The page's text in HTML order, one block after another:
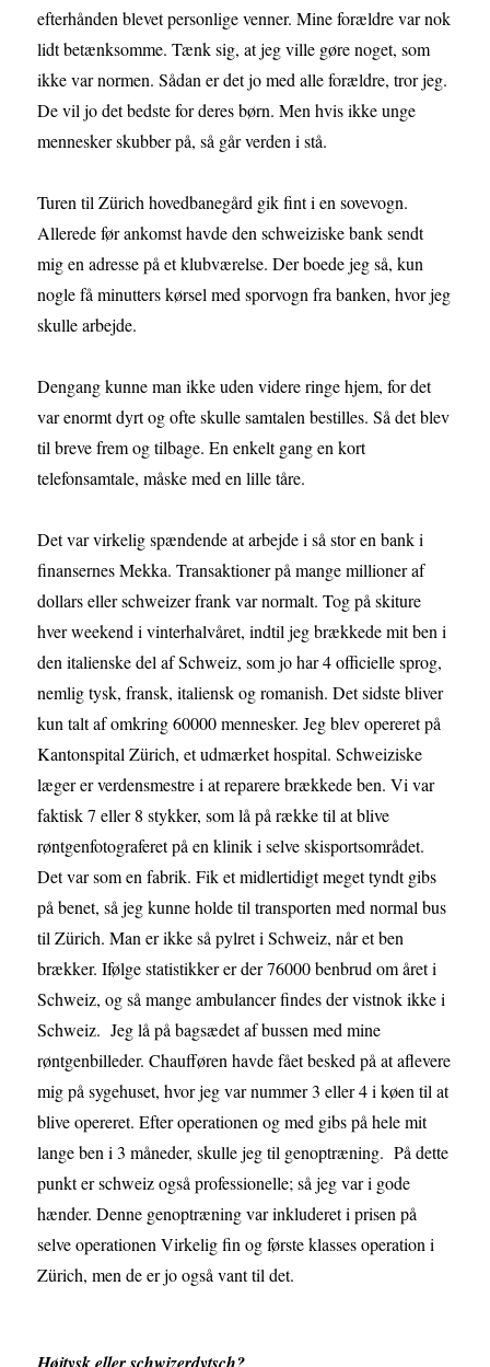
efterhånden blevet personlige venner. Mine forældre var nok
lidt betænksomme. Tænk sig, at jeg ville gøre noget, som
ikke var normen. Sådan er det jo med alle forældre, tror jeg.
De vil jo det bedste for deres børn. Men hvis ikke unge
mennesker skubber på, så går verden i stå.
Turen til Zürich hovedbanegård gik fint i en sovevogn.
Allerede før ankomst havde den schweiziske bank sendt
mig en adresse på et klubværelse. Der boede jeg så, kun
nogle få minutters kørsel med sporvogn fra banken, hvor jeg
skulle arbejde.
Dengang kunne man ikke uden videre ringe hjem, for det
var enormt dyrt og ofte skulle samtalen bestilles. Så det blev
til breve frem og tilbage. En enkelt gang en kort
telefonsamtale, måske med en lille tåre.
Det var virkelig spændende at arbejde i så stor en bank i
finansernes Mekka. Transaktioner på mange millioner af
dollars eller schweizer frank var normalt. Tog på skiture
hver weekend i vinterhalvåret, indtil jeg brækkede mit ben i
den italienske del af Schweiz, som jo har 4 officielle sprog,
nemlig tysk, fransk, italiensk og romanish. Det sidste bliver
kun talt af omkring 60000 mennesker. Jeg blev opereret på
Kantonspital Zürich, et udmærket hospital. Schweiziske
læger er verdensmestre i at reparere brækkede ben. Vi var
faktisk 7 eller 8 stykker, som lå på række til at blive
røntgenfotograferet på en klinik i selve skisportsområdet.
Det var som en fabrik. Fik et midlertidigt meget tyndt gibs
på benet, så jeg kunne holde til transporten med normal bus
til Zürich. Man er ikke så pylret i Schweiz, når et ben
brækker. Ifølge statistikker er der 76000 benbrud om året i
Schweiz, og så mange ambulancer findes der vistnok ikke i
Schweiz. Jeg lå på bagsædet af bussen med mine
røntgenbilleder. Chaufføren havde fået besked på at aflevere
mig på sygehuset, hvor jeg var nummer 3 eller 4 i køen til at
blive opereret. Efter operationen og med gibs på hele mit
lange ben i 3 måneder, skulle jeg til genoptræning. På dette
punkt er schweiz også professionelle; så jeg var i gode
hænder. Denne genoptræning var inkluderet i prisen på
selve operationen Virkelig fin og første klasses operation i
Zürich, men de er jo også vant til det.